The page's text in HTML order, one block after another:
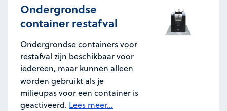
Ondergrondse
container restafval
Ondergrondse containers voor
restafval zijn beschikbaar voor
iedereen, maar kunnen alleen
worden gebruikt als je
milieupas voor een container is
geactiveerd. Lees meer...